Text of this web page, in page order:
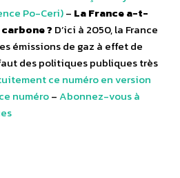
Po-Ceri)– La France a-t-
? D’ici à 2050, la France
émissions de gaz à effet de
des politiques publiques très
ce numéro en version
numéro–Abonnez-vous à